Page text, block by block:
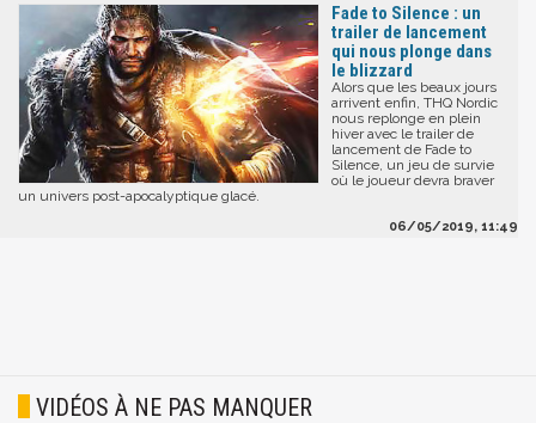
Fade to Silence : un
trailer de lancement
qui nous plonge dans
le blizzard
Alors que les beaux jours
arrivent enfin, THQ Nordic
nous replonge en plein
hiver avec le trailer de
lancement de Fade to
Silence, un jeu de survie
où le joueur devra braver
un univers post-apocalyptique glacé.
06/05/2019, 11:49
VIDÉOS À NE PAS MANQUER